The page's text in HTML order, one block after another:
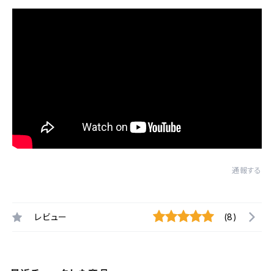
通報する
レビュー (8)